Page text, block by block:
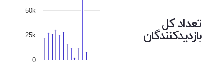
تعداد کل
بازدیدکنندگان
0
25k
50k